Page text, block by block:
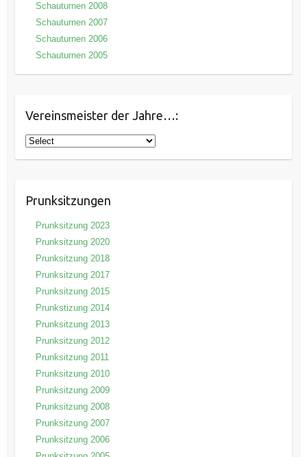
Schauturnen 2008
Schauturnen 2007
Schauturnen 2006
Schauturnen 2005
Vereinsmeister der Jahre…:
Prunksitzungen
Prunksitzung 2023
Prunksitzung 2020
Prunksitzung 2018
Prunksitzung 2017
Prunksitzung 2015
Prunkstizung 2014
Prunksitzung 2013
Prunksitzung 2012
Prunksitzung 2011
Prunksitzung 2010
Prunksitzung 2009
Prunksitzung 2008
Prunksitzung 2007
Prunksitzung 2006